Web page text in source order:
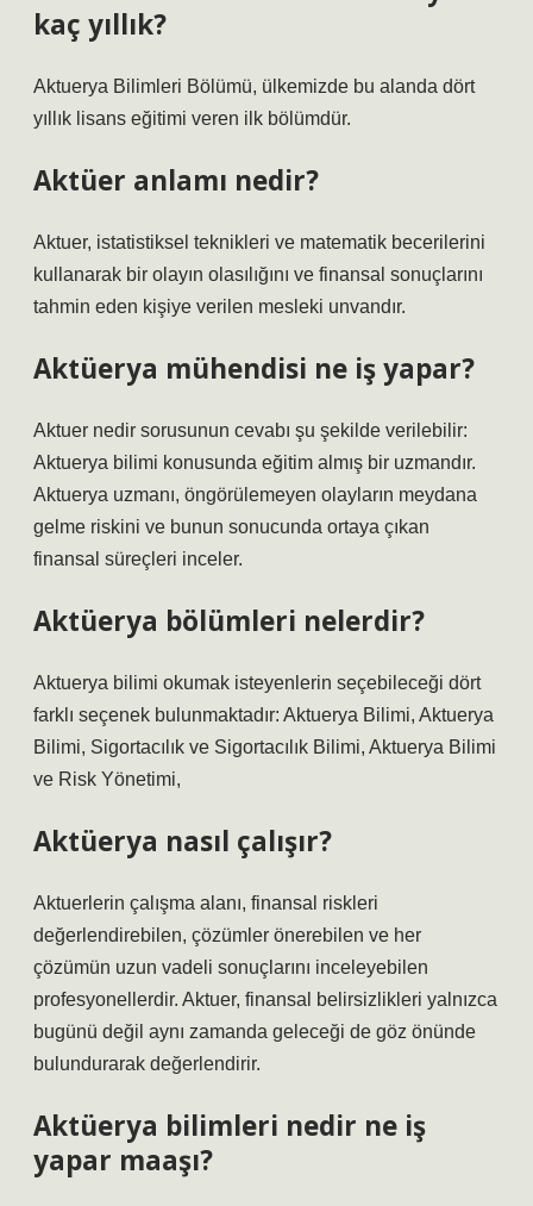
kaç yıllık?
Aktuerya Bilimleri Bölümü, ülkemizde bu alanda dört
yıllık lisans eğitimi veren ilk bölümdür.
Aktüer anlamı nedir?
Aktuer, istatistiksel teknikleri ve matematik becerilerini
kullanarak bir olayın olasılığını ve finansal sonuçlarını
tahmin eden kişiye verilen mesleki unvandır.
Aktüerya mühendisi ne iş yapar?
Aktuer nedir sorusunun cevabı şu şekilde verilebilir:
Aktuerya bilimi konusunda eğitim almış bir uzmandır.
Aktuerya uzmanı, öngörülemeyen olayların meydana
gelme riskini ve bunun sonucunda ortaya çıkan
finansal süreçleri inceler.
Aktüerya bölümleri nelerdir?
Aktuerya bilimi okumak isteyenlerin seçebileceği dört
farklı seçenek bulunmaktadır: Aktuerya Bilimi, Aktuerya
Bilimi, Sigortacılık ve Sigortacılık Bilimi, Aktuerya Bilimi
ve Risk Yönetimi,
Aktüerya nasıl çalışır?
Aktuerlerin çalışma alanı, finansal riskleri
değerlendirebilen, çözümler önerebilen ve her
çözümün uzun vadeli sonuçlarını inceleyebilen
profesyonellerdir. Aktuer, finansal belirsizlikleri yalnızca
bugünü değil aynı zamanda geleceği de göz önünde
bulundurarak değerlendirir.
Aktüerya bilimleri nedir ne iş
yapar maaşı?